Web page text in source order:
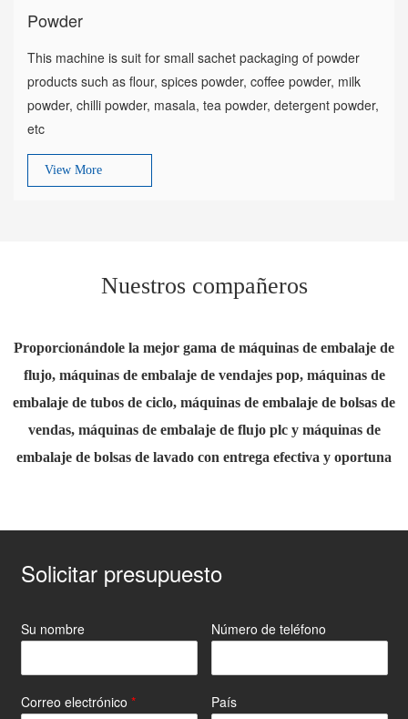
Powder
This machine is suit for small sachet packaging of powder
products such as flour, spices powder, coffee powder, milk
powder, chilli powder, masala, tea powder, detergent powder,
etc
View More
Nuestros compañeros
Proporcionándole la mejor gama de máquinas de embalaje de
flujo, máquinas de embalaje de vendajes pop, máquinas de
embalaje de tubos de ciclo, máquinas de embalaje de bolsas de
vendas, máquinas de embalaje de flujo plc y máquinas de
embalaje de bolsas de lavado con entrega efectiva y oportuna
Solicitar presupuesto
Su nombre Número de teléfono
Correo electrónico * País